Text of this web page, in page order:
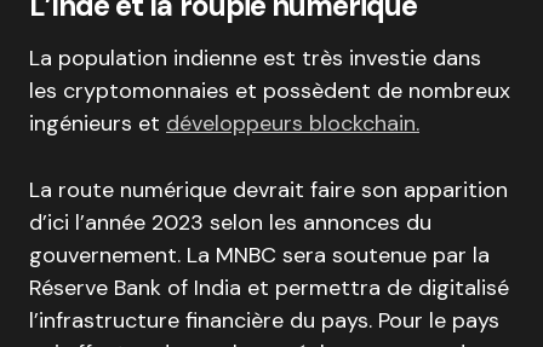
La population indienne est très investie dans
les cryptomonnaies et possèdent de nombreux
ingénieurs et développeurs blockchain.
La route numérique devrait faire son apparition
d’ici l’année 2023 selon les annonces du
gouvernement. La MNBC sera soutenue par la
Réserve Bank of India et permettra de digitalisé
l’infrastructure financière du pays. Pour le pays